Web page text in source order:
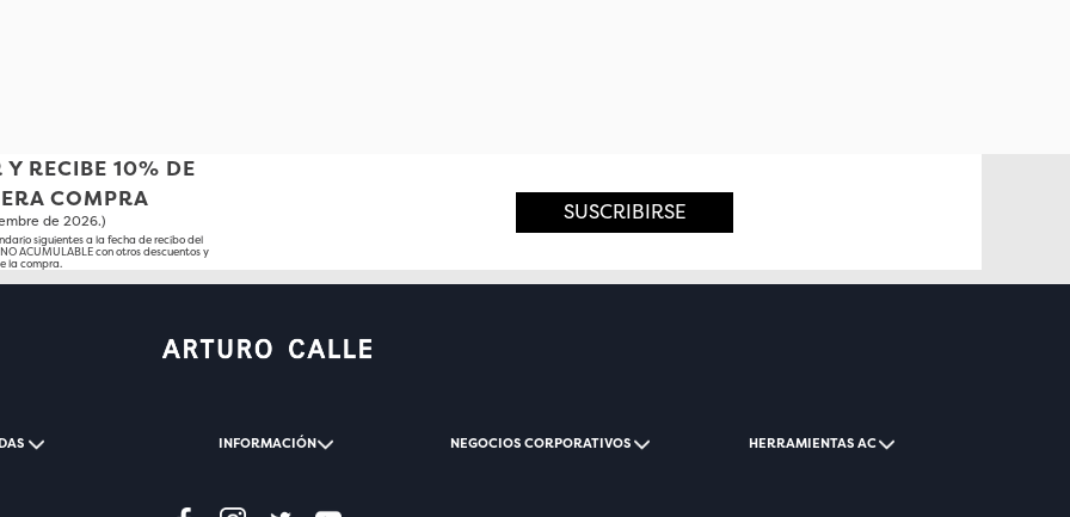
Y RECIBE 10% DE
COMPRA
de 2026.)
siguientes a la fecha de recibo del
ACUMULABLE con otros descuentos y
la compra.
SUSCRIBIRSE
INFORMACIÓN NEGOCIOS CORPORATIVOS HERRAMIENTAS AC